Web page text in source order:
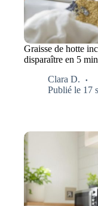
Graisse de hotte
disparaître en 5
Clara D.
Publié le 17